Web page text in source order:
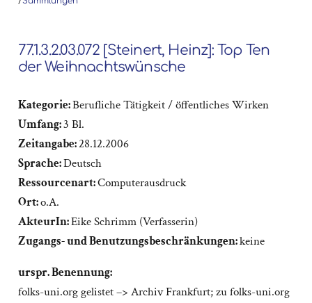
77.1.3.2.03.072 [Steinert, Heinz]: Top Ten
der Weihnachtswünsche
Kategorie:Berufliche Tätigkeit / öffentliches Wirken
Umfang:3 Bl.
Zeitangabe:28.12.2006
Sprache:Deutsch
Ressourcenart:Computerausdruck
Ort:o.A.
AkteurIn:Eike Schrimm (Verfasserin)
Zugangs- und Benutzungsbeschränkungen:keine
urspr. Benennung:
folks-uni.org gelistet –> Archiv Frankfurt; zu folks-uni.org